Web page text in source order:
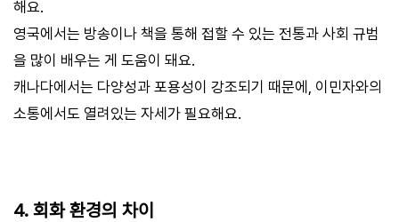
해요.
영국에서는 방송이나 책을 통해 접할 수 있는 전통과 사회 규범
을 많이 배우는 게 도움이 돼요.
캐나다에서는 다양성과 포용성이 강조되기 때문에, 이민자와의
소통에서도 열려있는 자세가 필요해요.
4. 회화 환경의 차이